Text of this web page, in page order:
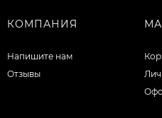
КОМПАНИЯ
Напишите нам
Отзывы